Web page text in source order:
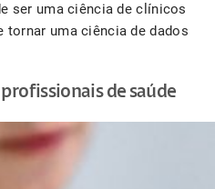
ser uma ciência de clínicos
tornar uma ciência de dados
de saúde